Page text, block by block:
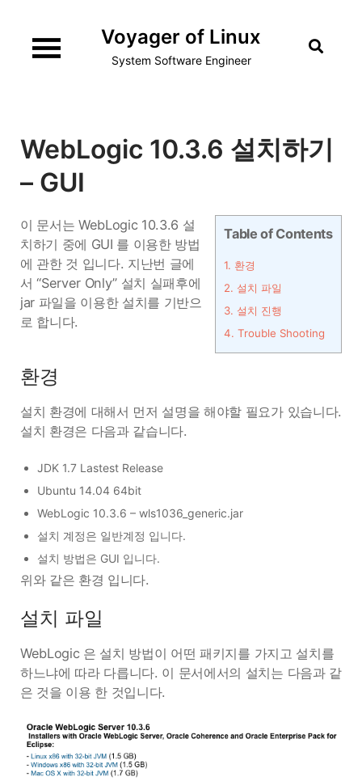
content
Voyager of Linux
System Software Engineer
WebLogic 10.3.6 설치하기
– GUI
Table of Contents
1. 환경
2. 설치 파일
3. 설치 진행
4. Trouble Shooting
이 문서는 WebLogic 10.3.6 설
치하기 중에 GUI 를 이용한 방법
에 관한 것 입니다. 지난번 글에
서 “Server Only” 설치 실패후에
jar 파일을 이용한 설치를 기반으
로 합니다.
환경
설치 환경에 대해서 먼저 설명을 해야할 필요가 있습니다.
설치 환경은 다음과 같습니다.
JDK 1.7 Lastest Release
Ubuntu 14.04 64bit
WebLogic 10.3.6 – wls1036_generic.jar
설치 계정은 일반계정 입니다.
설치 방법은 GUI 입니다.
위와 같은 환경 입니다.
설치 파일
WebLogic 은 설치 방법이 어떤 패키지를 가지고 설치를
하느냐에 따라 다릅니다. 이 문서에서의 설치는 다음과 같
은 것을 이용 한 것입니다.